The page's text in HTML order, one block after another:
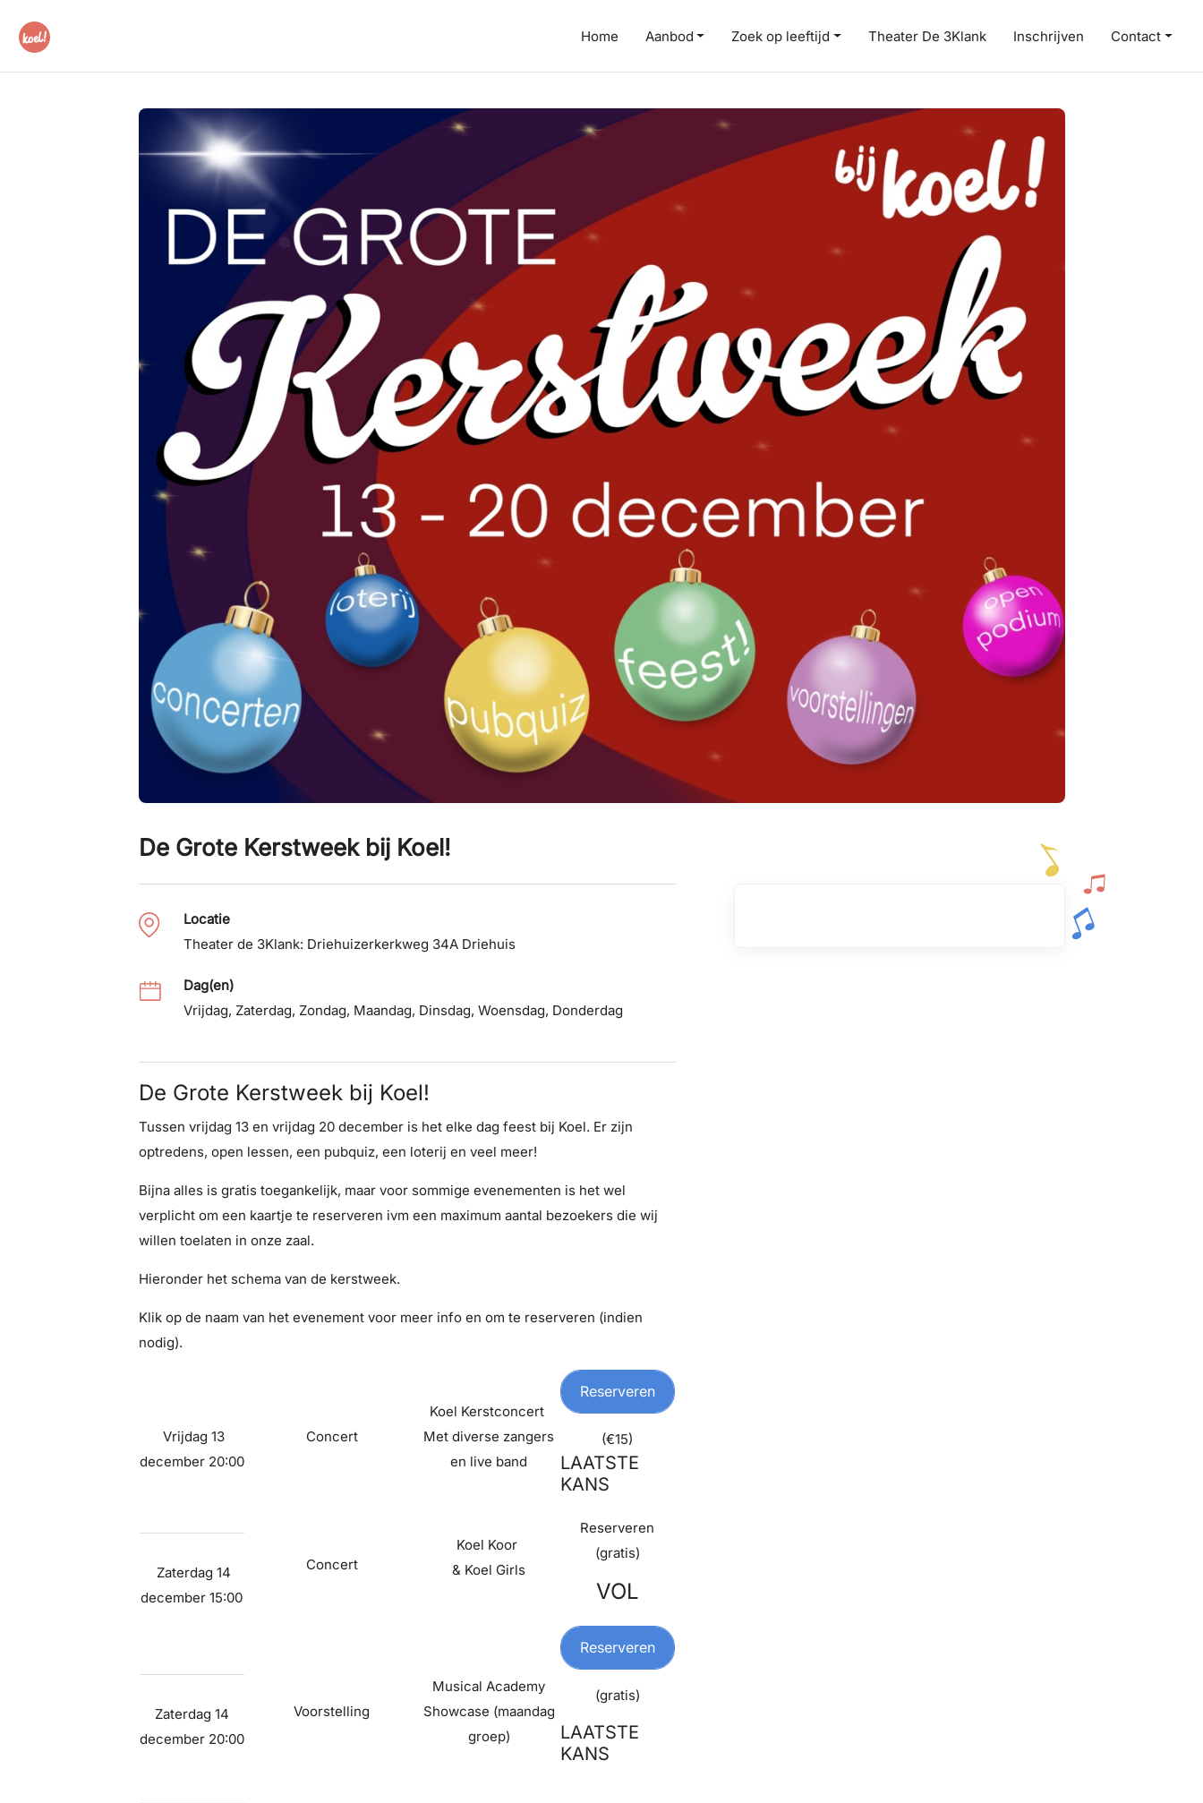
Home Aanbod Zoek op leeftijd Theater De 3Klank Inschrijven Contact
De Grote Kerstweek bij Koel!
Locatie
Theater de 3Klank: Driehuizerkerkweg 34A Driehuis
Dag(en)
Vrijdag, Zaterdag, Zondag, Maandag, Dinsdag, Woensdag, Donderdag
De Grote Kerstweek bij Koel!
Tussen vrijdag 13 en vrijdag 20 december is het elke dag feest bij Koel. Er zijn
optredens, open lessen, een pubquiz, een loterij en veel meer!
Bijna alles is gratis toegankelijk, maar voor sommige evenementen is het wel
verplicht om een kaartje te reserveren ivm een maximum aantal bezoekers die wij
willen toelaten in onze zaal.
Hieronder het schema van de kerstweek.
Klik op de naam van het evenement voor meer info en om te reserveren (indien
nodig).
Vrijdag 13
december 20:00
Concert
Koel Kerstconcert
Met diverse zangers
en live band
Reserveren
(€15)
LAATSTE
KANS
Zaterdag 14
december 15:00
Concert
Koel Koor
& Koel Girls
Reserveren
(gratis)
VOL
Zaterdag 14
december 20:00
Voorstelling
Musical Academy
Showcase (maandag
groep)
Reserveren
(gratis)
LAATSTE
KANS